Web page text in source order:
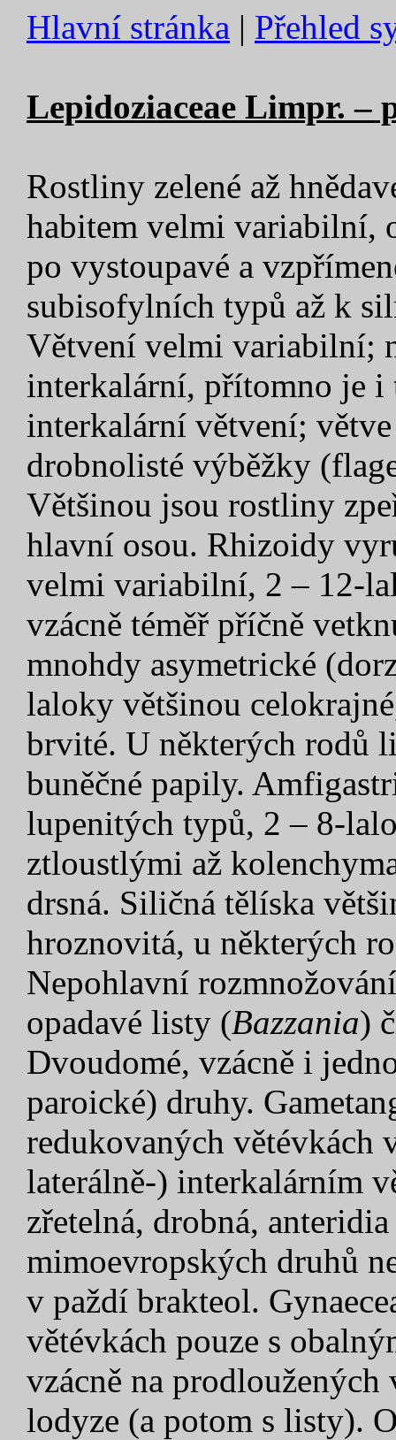
Hlavní stránka | Přehled
Lepidoziaceae Limpr. –
Rostliny zelené až
habitem velmi variabilní,
po vystoupavé a
subisofylních typů až k
Větvení velmi variabilní;
interkalární, přítomno je
interkalární větvení;
drobnolisté výběžky
Většinou jsou rostliny
hlavní osou. Rhizoidy
velmi variabilní, 2 – 12-
vzácně téměř příčně
mnohdy asymetrické
laloky většinou
brvité. U některých rodů
buněčné papily.
lupenitých typů, 2 – 8-
ztloustlými až
drsná. Siličná tělíska
hroznovitá, u některých
Nepohlavní
opadavé listy (Bazzania)
Dvoudomé, vzácně i
paroické) druhy.
redukovaných větévkách
laterálně-) interkalárním
zřetelná, drobná,
mimoevropských druhů
v paždí brakteol.
větévkách pouze s
vzácně na
lodyze (a potom s listy).